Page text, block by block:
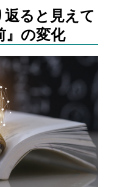
ると見えて
』の変化